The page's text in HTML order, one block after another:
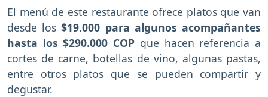
El menú de este restaurante ofrece platos que van
desde los$19.000 para algunos acompañantes
hasta los $290.000 COP que hacen referencia a
cortes de carne, botellas de vino, algunas pastas,
entre otros platos que se pueden compartir y
degustar.